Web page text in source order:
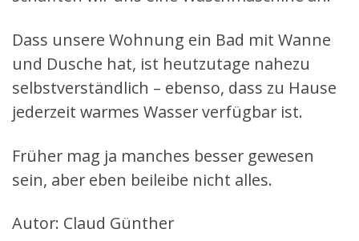
Dass unsere Wohnung ein Bad mit Wanne
und Dusche hat, ist heutzutage nahezu
selbstverständlich – ebenso, dass zu Hause
jederzeit warmes Wasser verfügbar ist.
Früher mag ja manches besser gewesen
sein, aber eben beileibe nicht alles.
Autor: Claud Günther